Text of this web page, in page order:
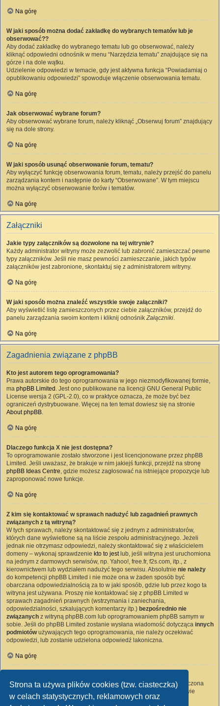
Strona ta używa plików cookies (tzw. ciasteczka)
w celach statystycznych, reklamowych oraz
Na górę
W jaki sposób można dodać zakładkę do wybranych tematów lub je
obserwować??
Aby dodać zakładkę do wybranego tematu lub go obserwować, należy
kliknąć odpowiedni odnośnik w menu “Narzędzia tematu” znajdujące się na
górze i na dole wątku.
Udzielenie odpowiedzi w temacie, gdy jest aktywna funkcja “Powiadamiaj o
opublikowaniu odpowiedzi” spowoduje włączenie obserwowania tematu.
Na górę
Jak obserwować wybrane forum?
Aby obserwować wybrane forum, należy kliknąć „Obserwuj forum” znajdujący
się na dole strony.
Na górę
W jaki sposób usunąć obserwowanie forum, tematu?
Aby wyłączyć funkcję obserwowania forum, tematu, należy przejść do panelu
zarządzania kontem i następnie do karty “Obserwowane”. W tym miejscu
można wyłączyć obserwowanie forów i tematów.
Na górę
Załączniki
Jakie typy załączników są dozwolone na tej witrynie?
Każdy administrator witryny może zezwolić lub zabronić zamieszczać pewne
typy załączników. Jeśli nie masz pewności zamieszczanie, jakich typów
załączników jest zabronione, skontaktuj się z administratorem witryny.
Na górę
W jaki sposób można znaleźć wszystkie swoje załączniki?
Aby wyświetlić listę zamieszczonych przez ciebie załączników, przejdź do
panelu zarządzania swoim kontem i kliknij odnośnikZałączniki.
Na górę
Zagadnienia związane z phpBB
Kto jest autorem tego oprogramowania?
Prawa autorskie do tego oprogramowania w jego niezmodyfikowanej formie,
ma phpBB Limited . Jest ono publikowane na licencji GNU General Public
License wersja 2 (GPL-2.0), co w praktyce oznacza, że może być bez
ograniczeń dystrybuowane. Więcej na ten temat dowiesz się na stronie
About phpBB.
Na górę
Dlaczego funkcja X nie jest dostępna?
To oprogramowanie zostało stworzone i jest licencjonowane przez phpBB
Limited. Jeśli uważasz, że brakuje w nim jakiejś funkcji, przejdź na stronę
phpBB Ideas Centre, gdzie możesz zagłosować na istniejące propozycje lub
zaproponować nowe funkcje.
Na górę
Z kim się kontaktować w sprawach nadużyć lub zagadnień prawnych
związanych z tą witryną?
W tych sprawach, należy skontaktować się z jednym z administratorów,
których dane wyświetlone są na liście zespołu administracyjnego. Jeżeli
jednak nie otrzymasz odpowiedzi, należy skontaktować się z właścicielem
domeny – wykonaj sprawdzenie kto to jestlub, jeśli witryna jest uruchomiona
na jednym z darmowych serwisów, np. Yahoo!, free.fr, f2s.com, itp., z
kierownictwem lub wydziałem nadużyć tego serwisu. Absolutnie nie należy
do kompetencji phpBB Limited i nie może ona w żaden sposób być
obarczana odpowiedzialnością za to w jaki sposób, gdzie lub przez kogo ta
witryna jest używana. Proszę nie kontaktować się z phpBB Limited w
sprawach zagadnień prawnych (wstrzymania i zaniechania,
odpowiedzialności, szkalujących komentarzy itp.) bezpośrednio nie
związanych z witryną phpBB.com lub oprogramowaniem phpBB samym w
sobie. Jeśli do phpBB Limited zostanie wysłana wiadomość dotycząca innych
podmiotówużywających tego oprogramowania, nie należy oczekiwać
odpowiedzi, lub zostanie udzielona odpowiedź lakoniczna.
Na górę
Wszyscy użytkownicy witryny mogą używać – jeśli funkcja ta jest włączona
przez administratora witryny – formularza „Kontakt z nami”. Członkowie
witryny mogą także używać odnośnika „Zespół administracyjny”.